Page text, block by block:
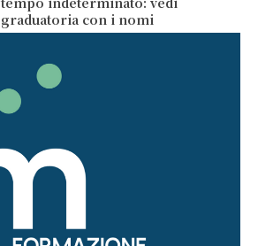
graduatoria con i nomi